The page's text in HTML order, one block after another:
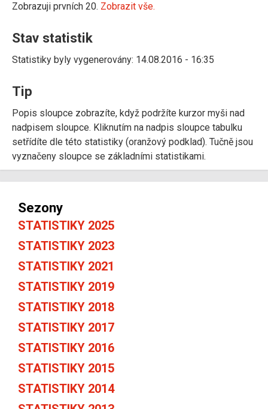
Zobrazuji prvních 20. Zobrazit vše.
Stav statistik
Statistiky byly vygenerovány: 14.08.2016 - 16:35
Tip
Popis sloupce zobrazíte, když podržíte kurzor myši nad
nadpisem sloupce. Kliknutím na nadpis sloupce tabulku
setřídíte dle této statistiky (oranžový podklad). Tučně jsou
vyznačeny sloupce se základními statistikami.
Sezony
STATISTIKY 2025
STATISTIKY 2023
STATISTIKY 2021
STATISTIKY 2019
STATISTIKY 2018
STATISTIKY 2017
STATISTIKY 2016
STATISTIKY 2015
STATISTIKY 2014